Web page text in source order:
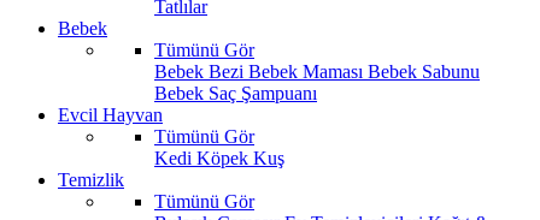
Tatlılar
Bebek
Tümünü Gör
Bebek Bezi Bebek Maması Bebek Sabunu
Bebek Saç Şampuanı
Evcil Hayvan
Tümünü Gör
Kedi Köpek Kuş
Temizlik
Tümünü Gör